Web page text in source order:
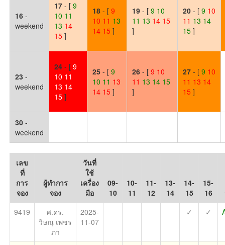
16 -
weekend
17 - [9
10 11
13 14
15 ]
18 - [9
10 11 13
14 15 ]
19 - [9 10
11 13 14 15
]
20 - [9 10
11 13 14
15 ]
23 -
weekend
24 - [ 9
10 11
13 14
15]
25 - [9
10 11 13
14 15 ]
26 - [9 10
11 13 14 15
]
27 - [9 10
11 13 14
15 ]
30 -
weekend
เลข
ที่
การ
จอง
ผู้ทำการ
จอง
วันที่
ใช้
เครื่อง
มือ
09-
10
10-
11
11-
12
13-
14
14-
15
15-
16
9419
ศ.ดร.
วิษณุ เพชร
ภา
2025-
11-07
✓ ✓